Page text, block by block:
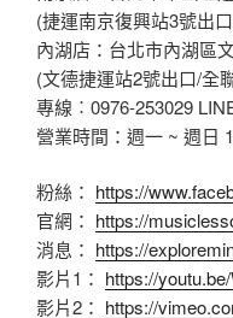
(捷運南京復興站3號出
內湖店：台北市內湖區
(文德捷運站2號出口/全
專線︰0976-253029
營業時間：週一 ~ 週日
粉絲： https://
官網： https://
消息： https://
影片1： https://
影片2： https://